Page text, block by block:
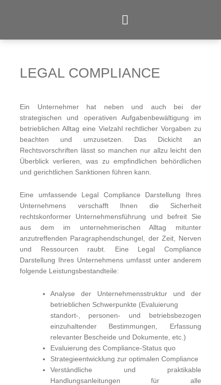
LEGAL COMPLIANCE
Ein Unternehmer hat neben und auch bei der
strategischen und operativen Aufgabenbewältigung im
betrieblichen Alltag eine Vielzahl rechtlicher Vorgaben zu
beachten und umzusetzen. Das Dickicht an
Rechtsvorschriften lässt so manchen nur allzu leicht den
Überblick verlieren, was zu empfindlichen behördlichen
und gerichtlichen Sanktionen führen kann.
Eine umfassende Legal Compliance Darstellung Ihres
Unternehmens verschafft Ihnen die Sicherheit
rechtskonformer Unternehmensführung und befreit Sie
aus dem im unternehmerischen Alltag mitunter
anzutreffenden Paragraphendschungel, der Zeit, Nerven
und Ressourcen raubt. Eine Legal Compliance
Darstellung Ihres Unternehmens umfasst unter anderem
folgende Leistungsbestandteile:
Analyse der Unternehmensstruktur und der
betrieblichen Schwerpunkte (Evaluierung
standort-, personen- und betriebsbezogen
einzuhaltender Bestimmungen, Erfassung
relevanter Bescheide und Dokumente, etc.)
Evaluierung des Compliance-Status quo
Strategieentwicklung zur optimalen Compliance
Verständliche und praktikable
Handlungsanleitungen für alle